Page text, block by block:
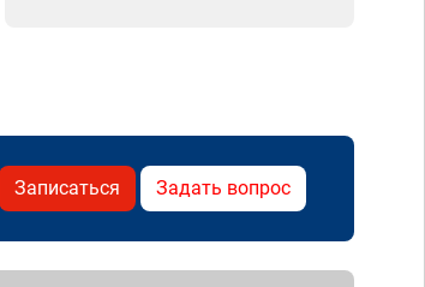
Записаться Задать вопрос